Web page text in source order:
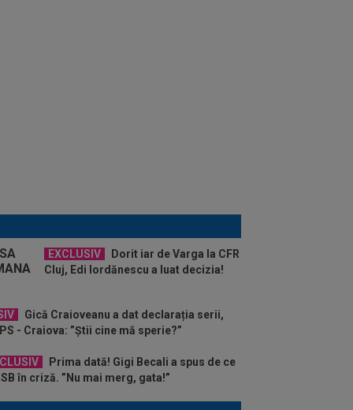
EXCLUSIV
Dorit iar de Varga la CFR
Cluj, Edi Iordănescu a luat decizia!
Gică Craioveanu a dat declarația serii,
- Craiova: ”Știi cine mă sperie?”
Prima dată! Gigi Becali a spus de ce
în criză. ”Nu mai merg, gata!”